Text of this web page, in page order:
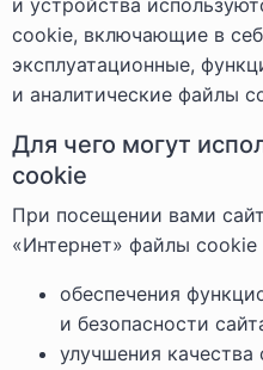
и устройства
cookie, включающие в
эксплуатационные,
и аналитические файлы
Для чего могут
cookie
При посещении вами
«Интернет» файлы cookie
обеспечения
и безопасности
улучшения качества